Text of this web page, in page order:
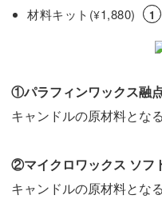
材料キット(¥1,880) 1
①パラフィンワックス
キャンドルの原材料とな
②マイクロワックス ソ
キャンドルの原材料とな